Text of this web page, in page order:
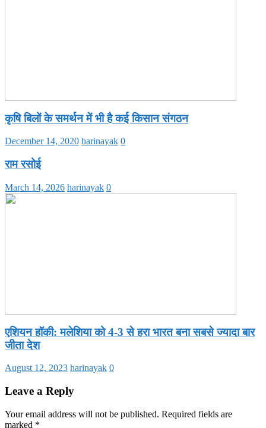
कृषि बिलों के समर्थन में भी है कई किसान संगठन
December 14, 2020 harinayak 0
राम रसोई
March 14, 2026 harinayak 0
एशियन हॉकी: मलेशिया को 4-3 से हरा भारत बना सबसे ज्यादा बार
जीता देश
August 12, 2023 harinayak 0
Leave a Reply
Your email address will not be published. Required fields are
marked *